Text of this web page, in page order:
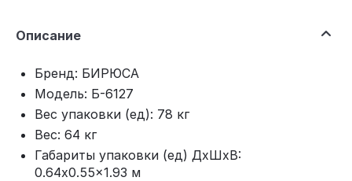
Описание
Бренд: БИРЮСА
Модель: Б-6127
Вес упаковки (ед): 78 кг
Вес: 64 кг
Габариты упаковки (ед) ДхШхВ:
0.64x0.55x1.93 м